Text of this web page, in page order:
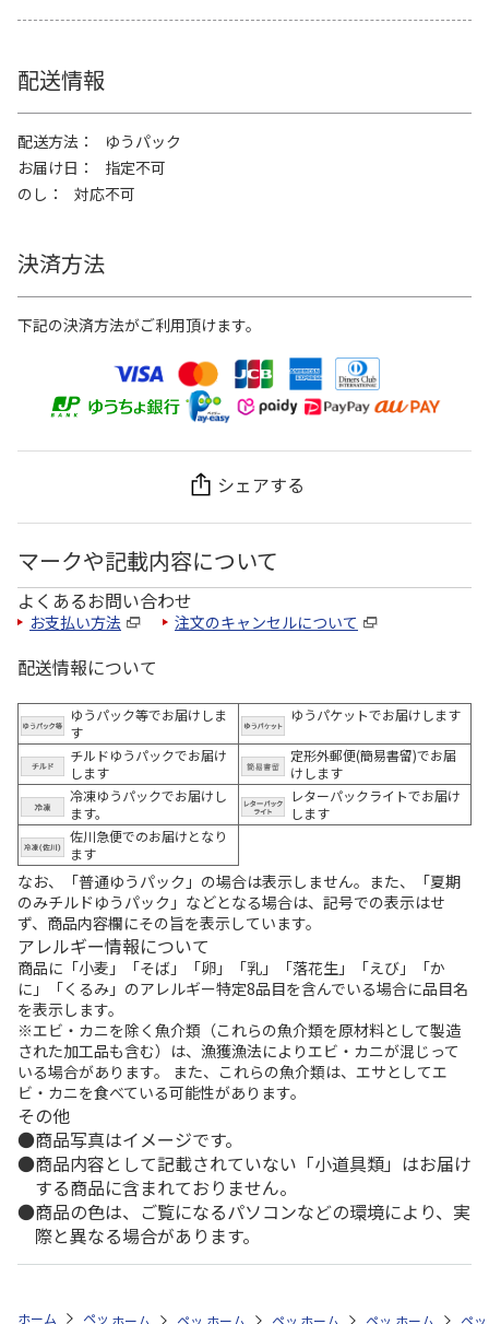
配送情報
配送方法
ゆうパック
お届け日
指定不可
のし
対応不可
決済方法
下記の決済方法がご利用頂けます。
シェアする
マークや記載内容について
よくあるお問い合わせ
お支払い方法 注文のキャンセルについて
配送情報について
ゆうパック等でお届けしま
す
ゆうパケットでお届けします
チルドゆうパックでお届け
します
定形外郵便(簡易書留)でお届
けします
冷凍ゆうパックでお届けし
ます。
レターパックライトでお届け
します
佐川急便でのお届けとなり
ます
なお、「普通ゆうパック」の場合は表示しません。また、「夏期
のみチルドゆうパック」などとなる場合は、記号での表示はせ
ず、商品内容欄にその旨を表示しています。
アレルギー情報について
商品に「小麦」「そば」「卵」「乳」「落花生」「えび」「か
に」「くるみ」のアレルギー特定8品目を含んでいる場合に品目名
を表示します。
※エビ・カニを除く魚介類（これらの魚介類を原材料として製造
された加工品も含む）は、漁獲漁法によりエビ・カニが混じって
いる場合があります。 また、これらの魚介類は、エサとしてエ
ビ・カニを食べている可能性があります。
その他
商品写真はイメージです。
商品内容として記載されていない「小道具類」はお届け
する商品に含まれておりません。
商品の色は、ご覧になるパソコンなどの環境により、実
際と異なる場合があります。
ホーム ペットストア ケージ・飼育その他用品 餌やり・水やり用品